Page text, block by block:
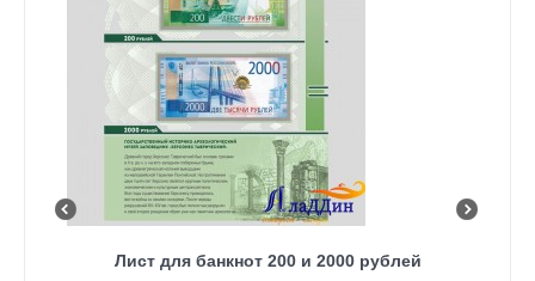
Лист для банкнот 200 и 2000 рублей